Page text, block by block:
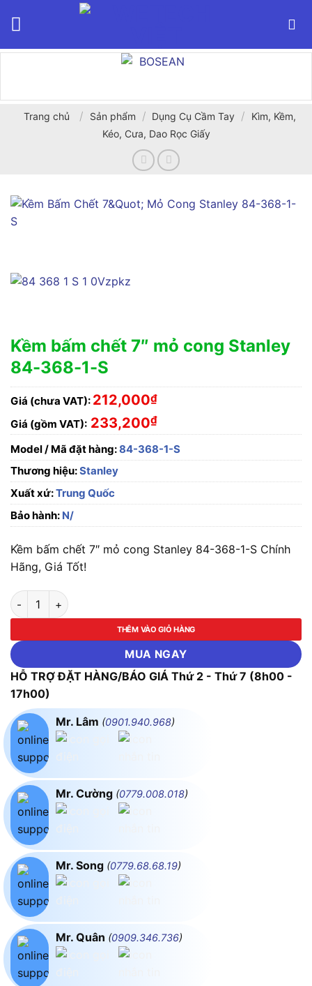
Trang chủ / Sản phẩm / Dụng Cụ Cầm Tay /
Kìm, Kềm,
Kéo, Cưa, Dao Rọc Giấy
Kềm bấm chết 7″ mỏ cong Stanley
84-368-1-S
Giá (chưa VAT): 212,000₫
Giá (gồm VAT): 233,200₫
Model / Mã đặt hàng:84-368-1-S
Thương hiệu:Stanley
Xuất xứ:Trung Quốc
Bảo hành: N/
Kềm bấm chết 7″ mỏ cong Stanley 84-368-1-S Chính
Hãng, Giá Tốt!
Kềm bấm chết 7" mỏ cong Stanley 84-368-1-S số lượng
THÊM VÀO GIỎ HÀNG
MUA NGAY
HỖ TRỢ ĐẶT HÀNG/BÁO GIÁ Thứ 2 - Thứ 7 (8h00 -
17h00)
Mr. Lâm (0901.940.968)
Mr. Cường (0779.008.018)
Mr. Song (0779.68.68.19)
Mr. Quân (0909.346.736)